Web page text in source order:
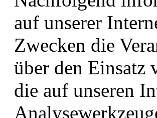
auf unserer
Zwecken die
über den Einsatz
die auf unseren